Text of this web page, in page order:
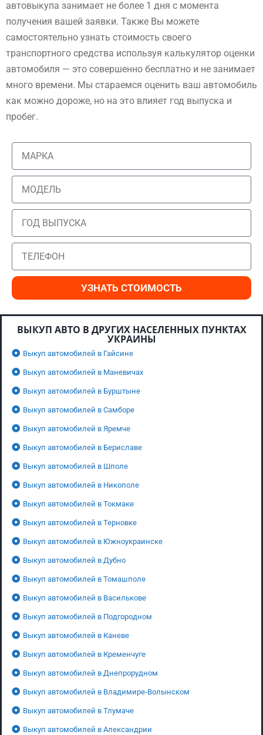
автовыкупа занимает не более 1 дня с момента
получения вашей заявки. Также Вы можете
самостоятельно узнать стоимость своего
транспортного средства используя калькулятор оценки
автомобиля — это совершенно бесплатно и не занимает
много времени. Мы стараемся оценить ваш автомобиль
как можно дороже, но на это влияет год выпуска и
пробег.
УЗНАТЬ СТОИМОСТЬ
ВЫКУП АВТО В ДРУГИХ НАСЕЛЕННЫХ ПУНКТАХ
УКРАИНЫ
Выкуп автомобилей в Гайсине
Выкуп автомобилей в Маневичах
Выкуп автомобилей в Бурштыне
Выкуп автомобилей в Самборе
Выкуп автомобилей в Яремче
Выкуп автомобилей в Бериславе
Выкуп автомобилей в Шполе
Выкуп автомобилей в Никополе
Выкуп автомобилей в Токмаке
Выкуп автомобилей в Терновке
Выкуп автомобилей в Южноукраинске
Выкуп автомобилей в Дубно
Выкуп автомобилей в Томашполе
Выкуп автомобилей в Василькове
Выкуп автомобилей в Подгородном
Выкуп автомобилей в Каневе
Выкуп автомобилей в Кременчуге
Выкуп автомобилей в Днепрорудном
Выкуп автомобилей в Владимире-Волынском
Выкуп автомобилей в Тлумаче
Выкуп автомобилей в Александрии